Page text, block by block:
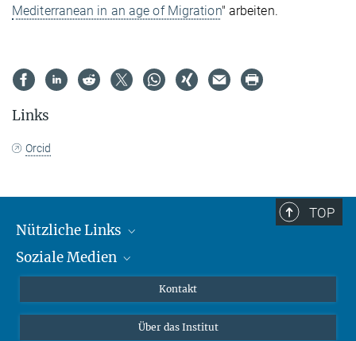
Mediterranean in an age of Migration" arbeiten.
Links
Orcid
TOP
Nützliche Links
MMG Alumni Corner
Online-Vorträge
Soziale Medien
Bluesky
Kontakt
Über das Institut